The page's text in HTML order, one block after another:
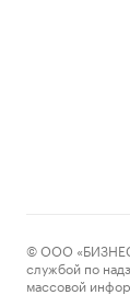
© ООО
службой по
массовой